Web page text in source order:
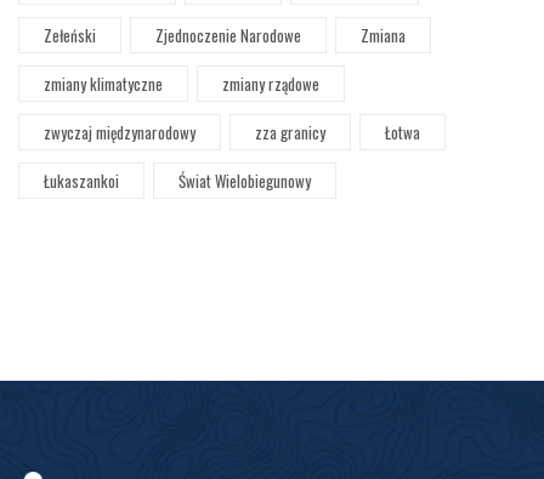
Zełeński
Zjednoczenie Narodowe
Zmiana
zmiany klimatyczne
zmiany rządowe
zwyczaj międzynarodowy
zza granicy
Łotwa
Łukaszankoi
Świat Wielobiegunowy